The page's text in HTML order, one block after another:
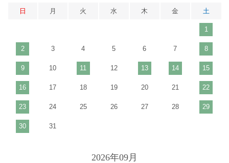
日 月 火 水 木 金 土
1
2 3 4 5 6 7 8
9 10 11 12 13 14 15
16 17 18 19 20 21 22
23 24 25 26 27 28 29
30 31
2026年09月